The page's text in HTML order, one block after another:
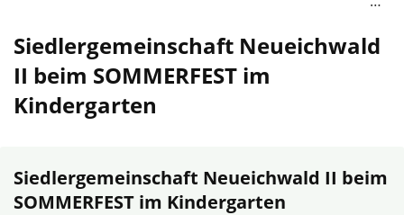
Siedlergemeinschaft Neueichwald
II beim SOMMERFEST im
Kindergarten
Siedlergemeinschaft Neueichwald II beim
SOMMERFEST im Kindergarten